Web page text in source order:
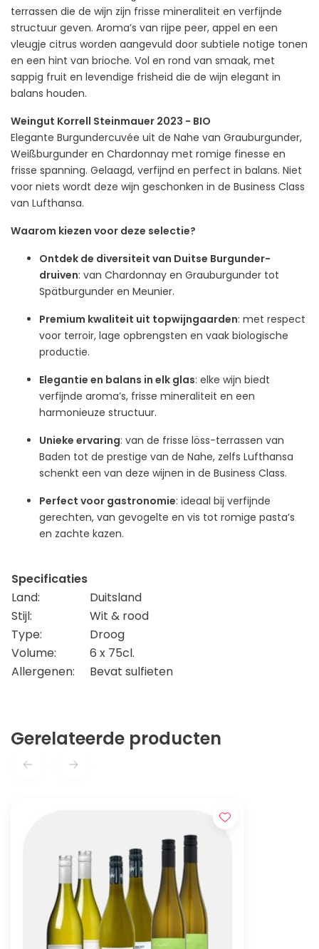
terrassen die de wijn zijn frisse mineraliteit en verfijnde
structuur geven. Aroma’s van rijpe peer, appel en een
vleugje citrus worden aangevuld door subtiele notige tonen
en een hint van brioche. Vol en rond van smaak, met
sappig fruit en levendige frisheid die de wijn elegant in
balans houden.
Weingut Korrell Steinmauer 2023 - BIO
Elegante Burgundercuvée uit de Nahe van Grauburgunder,
Weißburgunder en Chardonnay met romige finesse en
frisse spanning. Gelaagd, verfijnd en perfect in balans. Niet
voor niets wordt deze wijn geschonken in de Business Class
van Lufthansa.
Waarom kiezen voor deze selectie?
Ontdek de diversiteit van Duitse Burgunder-
druiven: van Chardonnay en Grauburgunder tot
Spätburgunder en Meunier.
Premium kwaliteit uit topwijngaarden: met respect
voor terroir, lage opbrengsten en vaak biologische
productie.
Elegantie en balans in elk glas: elke wijn biedt
verfijnde aroma’s, frisse mineraliteit en een
harmonieuze structuur.
Unieke ervaring: van de frisse löss-terrassen van
Baden tot de prestige van de Nahe, zelfs Lufthansa
schenkt een van deze wijnen in de Business Class.
Perfect voor gastronomie: ideaal bij verfijnde
gerechten, van gevogelte en vis tot romige pasta’s
en zachte kazen.
Specificaties
Land:
Duitsland
Stijl:
Wit & rood
Type:
Droog
Volume:
6 x 75cl.
Allergenen:
Bevat sulfieten
Gerelateerde producten